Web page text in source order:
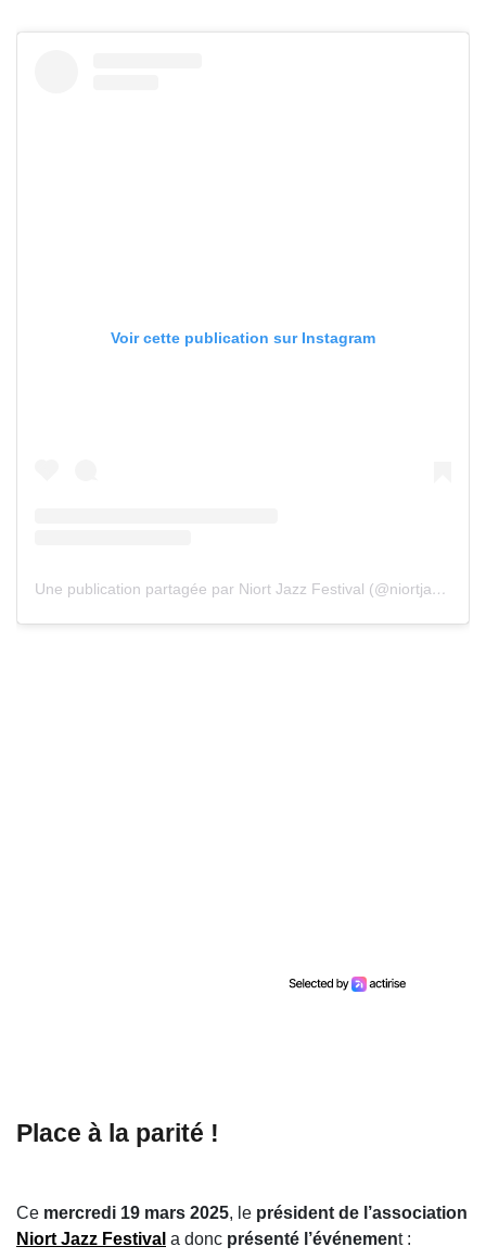
Voir cette publication sur Instagram
Une publication partagée par Niort Jazz Festival (@niortjazzfestival)
Place à la parité !
Ce mercredi 19 mars 2025, le président de l’association
Niort Jazz Festival a donc présenté l’événement :